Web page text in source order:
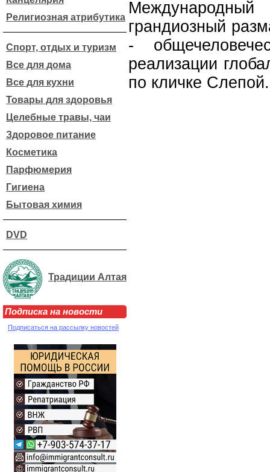
Религиозная атрибутика
Спорт, отдых и туризм
Все для дома
Все для кухни
Товары для здоровья
Целебные травы, чаи
Здоровое питание
Косметика
Парфюмерия
Гигиена
Бытовая химия
DVD
Традиции Алтая
Подписка на новости
Подписаться на рассылку новостей
грандиозный
-
реализации
по кличке Слепой.